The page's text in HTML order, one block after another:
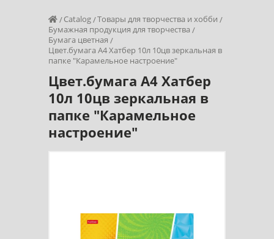
Catalog Товары для творчества и хобби
Бумажная продукция для творчества
Бумага цветная
Цвет.бумага А4 Хатбер 10л 10цв зеркальная в
папке "Карамельное настроение"
Цвет.бумага А4 Хатбер
10л 10цв зеркальная в
папке "Карамельное
настроение"